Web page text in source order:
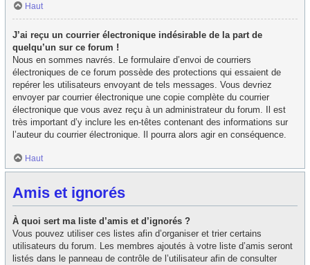
Haut
J’ai reçu un courrier électronique indésirable de la part de
quelqu’un sur ce forum !
Nous en sommes navrés. Le formulaire d’envoi de courriers
électroniques de ce forum possède des protections qui essaient de
repérer les utilisateurs envoyant de tels messages. Vous devriez
envoyer par courrier électronique une copie complète du courrier
électronique que vous avez reçu à un administrateur du forum. Il est
très important d’y inclure les en-têtes contenant des informations sur
l’auteur du courrier électronique. Il pourra alors agir en conséquence.
Haut
Amis et ignorés
À quoi sert ma liste d’amis et d’ignorés ?
Vous pouvez utiliser ces listes afin d’organiser et trier certains
utilisateurs du forum. Les membres ajoutés à votre liste d’amis seront
listés dans le panneau de contrôle de l’utilisateur afin de consulter